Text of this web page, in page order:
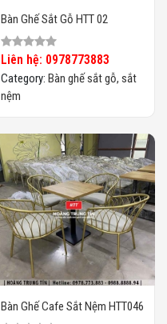
Bàn Ghế Sắt Gỗ HTT 02
Liên hệ: 0978773883
Category: Bàn ghế sắt gỗ, sắt
nệm
Bàn Ghế Cafe Sắt Nệm HTT046